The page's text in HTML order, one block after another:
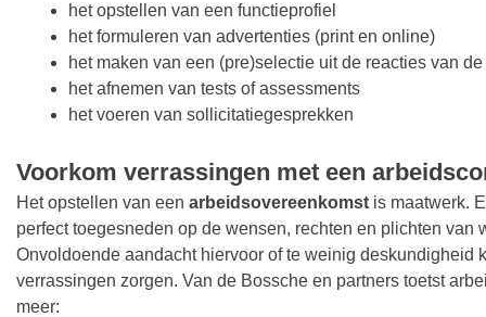
het opstellen van een functieprofiel
het formuleren van advertenties (print en online)
het maken van een (pre)selectie uit de reacties van
het afnemen van tests of assessments
het voeren van sollicitatiegesprekken
Voorkom verrassingen met een
Het opstellen van een arbeidsovereenkomst is maatwerk.
perfect toegesneden op de wensen, rechten en plichten van
Onvoldoende aandacht hiervoor of te weinig deskundigheid
verrassingen zorgen. Van de Bossche en partners toetst
meer: